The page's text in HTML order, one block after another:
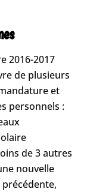
2016-2017
de plusieurs
et
personnels :
de 3 autres
nouvelle
précédente,